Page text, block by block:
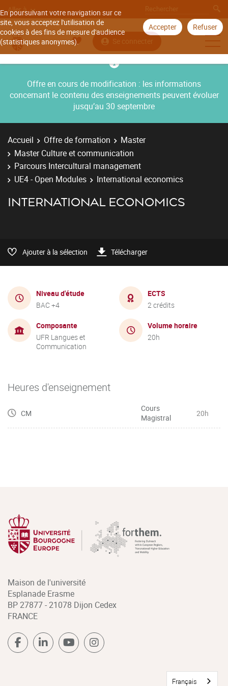
En poursuivant votre navigation sur ce
site, vous acceptez l'utilisation de
cookies à des fins de mesure d'audience
(statistiques anonymes).
Accepter Refuser
Aller à
Se connecter
Offre en cours de modification : les informations
concernant le contenu des enseignements peuvent évoluer
jusqu’au 30 septembre
Accueil Offre de formation
Master
Master Culture et communication
Parcours Intercultural management
UE4 - Open Modules
International economics
INTERNATIONAL ECONOMICS
Ajouter à la sélection Télécharger
Niveau d'étude
BAC +4
ECTS
2 crédits
Composante
UFR Langues et
Communication
Volume horaire
20h
Heures d'enseignement
CM
Cours
Magistral
20h
Maison de l'université
Esplanade Erasme
BP 27877 - 21078 Dijon Cedex
FRANCE
Français